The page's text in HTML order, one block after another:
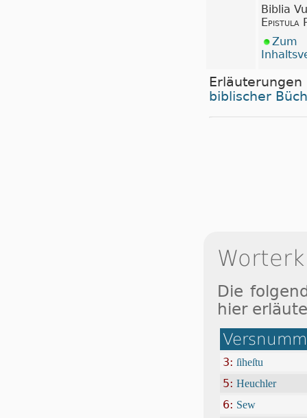
Biblia
Epistula
Zum
biblischer
Die
hier
3: ſiheſtu
5: Heuchler
6: Sew